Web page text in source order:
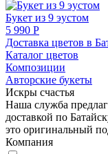
Букет из 9 эустом
5 990 Р
Доставка цветов в
Каталог цветов
Композиции
Авторские букеты
Искры счастья
Наша служба
доставкой по
это оригинальный
Компания